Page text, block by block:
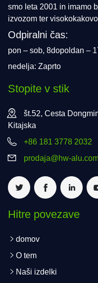
smo leta 2001 in imamo
izvozom ter
Odpiralni čas:
pon – sob, 8dopoldan –
nedelja: Zaprto
Stopite v stik
št.52, Cesta
Kitajska
+86 181 3778 2032
prodaja@hw-
Hitre povezave
domov
O tem
Naši izdelki